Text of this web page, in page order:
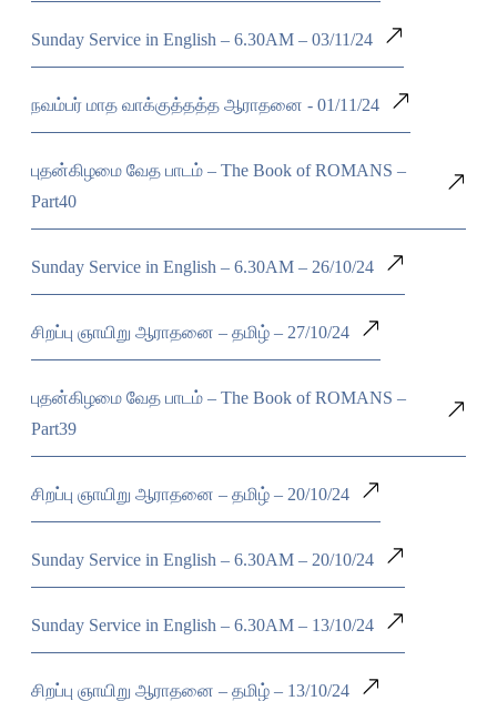
Sunday Service in English – 6.30AM – 03/11/24
நவம்பர் மாத வாக்குத்தத்த ஆராதனை - 01/11/24
புதன்கிழமை வேத பாடம் – The Book of ROMANS –
Part40
Sunday Service in English – 6.30AM – 26/10/24
சிறப்பு ஞாயிறு ஆராதனை – தமிழ் – 27/10/24
புதன்கிழமை வேத பாடம் – The Book of ROMANS –
Part39
சிறப்பு ஞாயிறு ஆராதனை – தமிழ் – 20/10/24
Sunday Service in English – 6.30AM – 20/10/24
Sunday Service in English – 6.30AM – 13/10/24
சிறப்பு ஞாயிறு ஆராதனை – தமிழ் – 13/10/24